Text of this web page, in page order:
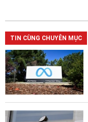
TIN CÙNG CHUYÊN MỤC